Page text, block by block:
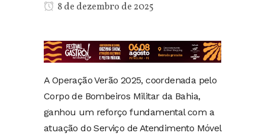
8 de dezembro de 2025
A Operação Verão 2025, coordenada pelo
Corpo de Bombeiros Militar da Bahia,
ganhou um reforço fundamental com a
atuação do Serviço de Atendimento Móvel